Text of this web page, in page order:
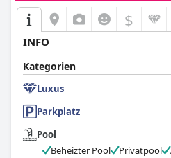
$
INFO
Kategorien
Luxus
Parkplatz
Pool
Beheizter Pool
Privatpool